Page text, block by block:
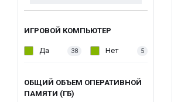
ИГРОВОЙ КОМПЬЮТЕР
Да 38 Нет 5
ОБЩИЙ ОБЪЕМ ОПЕРАТИВНОЙ
ПАМЯТИ (ГБ)